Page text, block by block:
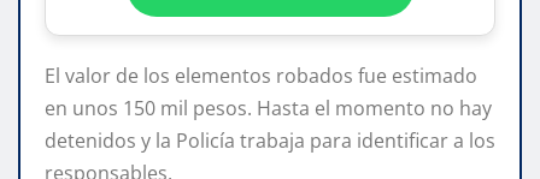
El valor de los elementos robados fue estimado
en unos 150 mil pesos. Hasta el momento no hay
detenidos y la Policía trabaja para identificar a los
responsables.